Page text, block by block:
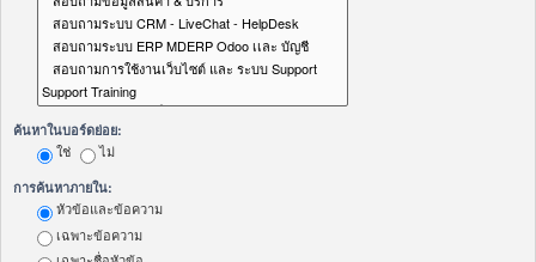
ค้นหาในบอร์ดย่อย:
ใช่ ไม่
การค้นหาภายใน:
หัวข้อและข้อความ
เฉพาะข้อความ